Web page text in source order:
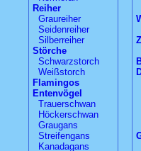
Reiher
Graureiher
Seidenreiher
Silberreiher
Störche
Schwarzstorch
Weißstorch
Flamingos
Entenvögel
Trauerschwan
Höckerschwan
Graugans
Streifengans
Kanadagans